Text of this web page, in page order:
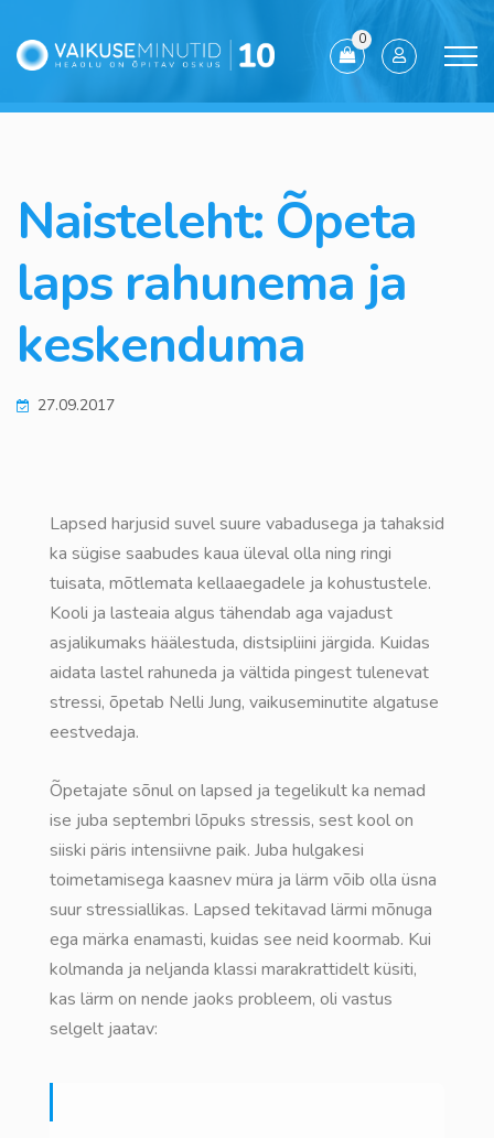
0
Naisteleht: Õpeta
laps rahunema ja
keskenduma
27.09.2017
Lapsed harjusid suvel suure vabadusega ja tahaksid
ka sügise saabudes kaua üleval olla ning ringi
tuisata, mõtlemata kellaaegadele ja kohustustele.
Kooli ja lasteaia algus tähendab aga vajadust
asjalikumaks häälestuda, distsipliini järgida. Kuidas
aidata lastel rahuneda ja vältida pingest tulenevat
stressi, õpetab Nelli Jung, vaikuseminutite algatuse
eestvedaja.
Õpetajate sõnul on lapsed ja tegelikult ka nemad
ise juba septembri lõpuks stressis, sest kool on
siiski päris intensiivne paik. Juba hulgakesi
toimetamisega kaasnev müra ja lärm võib olla üsna
suur stressiallikas. Lapsed tekitavad lärmi mõnuga
ega märka enamasti, kuidas see neid koormab. Kui
kolmanda ja neljanda klassi marakrattidelt küsiti,
kas lärm on nende jaoks probleem, oli vastus
selgelt jaatav: